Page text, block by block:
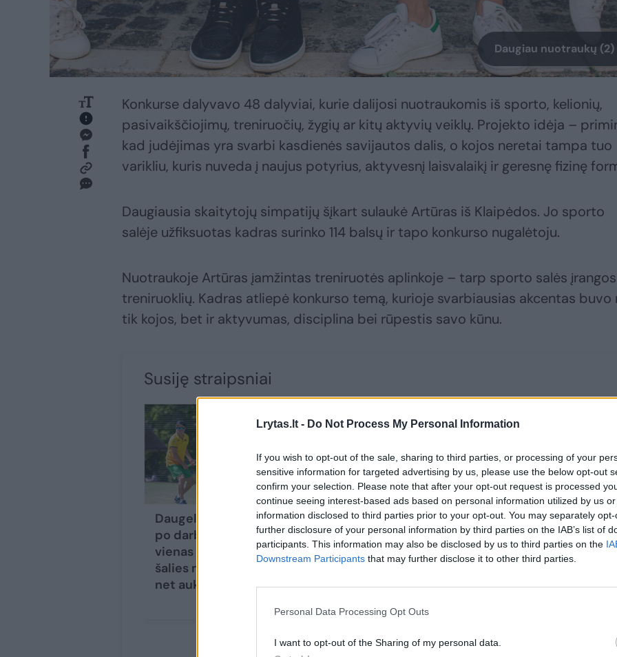
Lrytas.lt - Do Not Process My Personal Information
If you wish to opt-out of the sale, sharing to third parties, or processing of your
sensitive information for targeted advertising by us, please use the below opt-out
confirm your selection. Please note that after your opt-out request is processed
continue seeing interest-based ads based on personal information utilized by us
information disclosed to third parties prior to your opt-out. You may separately
further disclosure of your personal information by third parties on the IAB’s list of
participants. This information may also be disclosed by us to third parties on the
Downstream Participants that may further disclose it to other third parties.
Personal Data Processing Opt Outs
I want to opt-out of the Sharing of my personal data.
Daugiau nuotraukų (2)
Konkurse dalyvavo 48 dalyviai, kurie dalijosi nuotraukomis iš sporto, kelionių,
pasivaikščiojimų, treniruočių, žygių ar kitų aktyvių veiklų. Projekto idėja –
kad judėjimas yra svarbi kasdienės savijautos dalis, o kojos neretai tampa tuo
varikliu, kuris nuveda į naujus potyrius, aktyvesnį laisvalaikį ir geresnę fizinę
Daugiausia skaitytojų simpatijų šįkart sulaukė Artūras iš Klaipėdos. Jo sporto
salėje užfiksuotas kadras surinko 114 balsų ir tapo konkurso nugalėtoju.
Nuotraukoje Artūras įamžintas treniruotės aplinkoje – tarp sporto salės
treniruoklių. Kadras atliepė konkurso temą, kurioje svarbiausias akcentas buvo
tik kojos, bet ir aktyvumas, disciplina bei rūpestis savo kūnu.
Susiję straipsniai
Daugelį nustebins, ką
po darbo veikia
vienas žinomiausių
šalies medikų: laimi
net aukso medalius
Tautadienio
sumanytojos Gitanos
Baliutavičienės vaikai
prašo: „Mama, tik
nelįsk prie
žmonių!“
Jaunas šilutiškis
išgelbėjo vaiko
gyvybę:
„Didvyriškumas
neturi amžiaus“(2)